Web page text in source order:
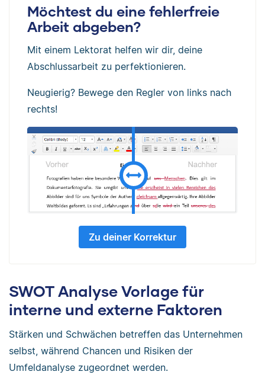
Möchtest du eine fehlerfreie
Arbeit abgeben?
Mit einem Lektorat helfen wir dir, deine
Abschlussarbeit zu perfektionieren.
Neugierig? Bewege den Regler von links nach
rechts!
Zu deiner Korrektur
SWOT Analyse Vorlage für
interne und externe Faktoren
Stärken und Schwächen betreffen das Unternehmen
selbst, während Chancen und Risiken der
Umfeldanalyse zugeordnet werden.